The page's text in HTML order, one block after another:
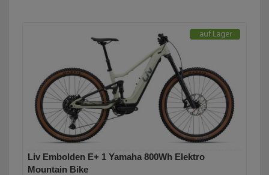
Liv Embolden E+ 1 Yamaha 800Wh Elektro
Mountain Bike